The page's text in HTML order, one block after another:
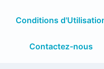
Conditions
Contactez-nous